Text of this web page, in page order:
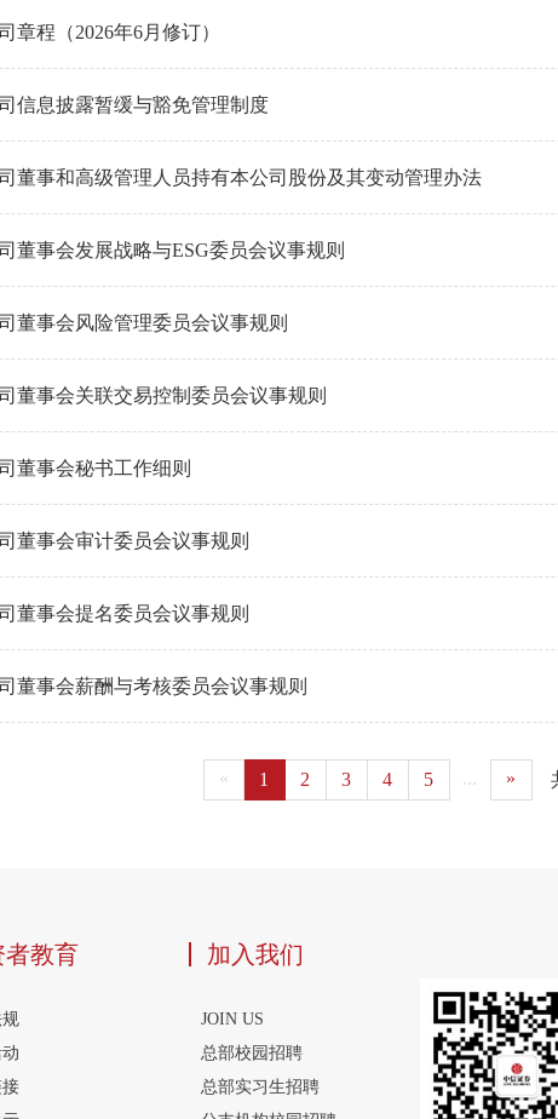
章程（2026年6月修订）
信息披露暂缓与豁免管理制度
董事和高级管理人员持有本公司股份及其变动管理办法
董事会发展战略与ESG委员会议事规则
董事会风险管理委员会议事规则
董事会关联交易控制委员会议事规则
董事会秘书工作细则
董事会审计委员会议事规则
董事会提名委员会议事规则
董事会薪酬与考核委员会议事规则
« 1 2 3 4 5 ... »
者教育 加入我们
JOIN US
总部校园招聘
总部实习生招聘